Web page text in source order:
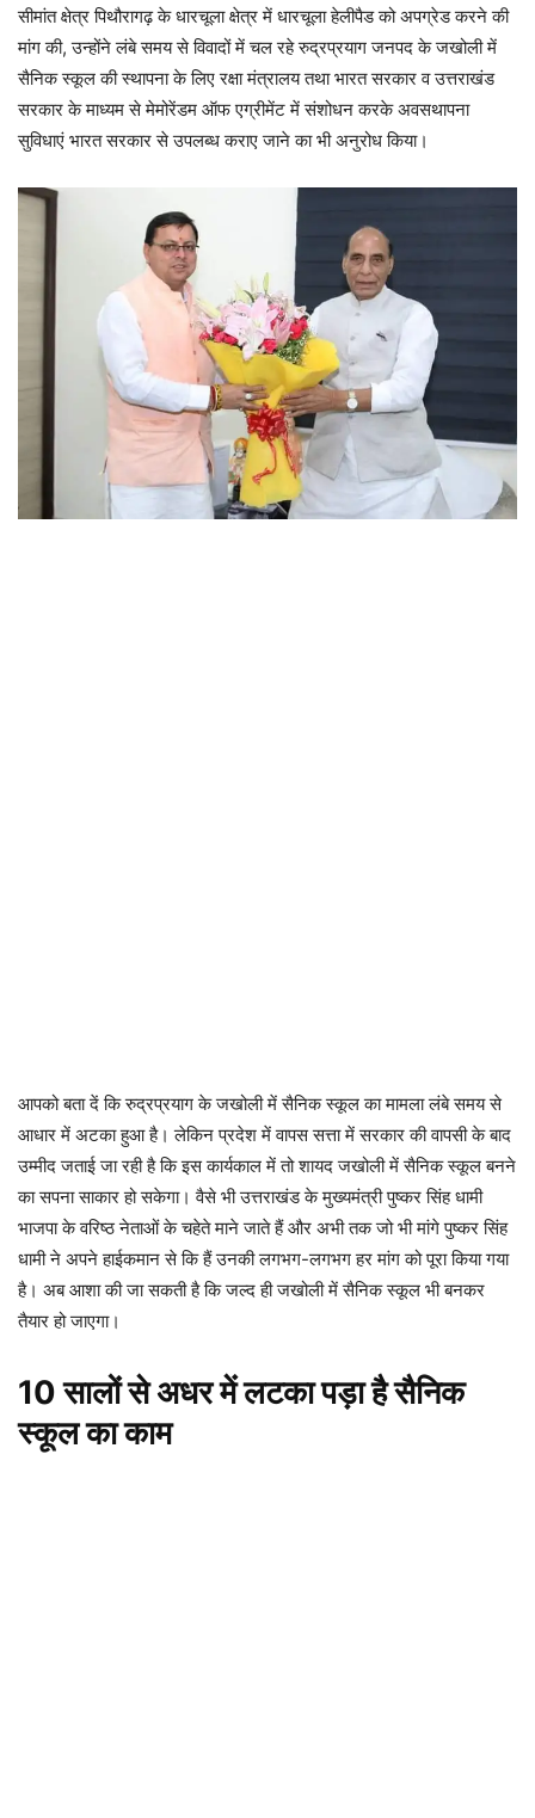
सीमांत क्षेत्र पिथौरागढ़ के धारचूला क्षेत्र में धारचूला हेलीपैड को अपग्रेड करने की
मांग की, उन्होंने लंबे समय से विवादों में चल रहे रुद्रप्रयाग जनपद के जखोली में
सैनिक स्कूल की स्थापना के लिए रक्षा मंत्रालय तथा भारत सरकार व उत्तराखंड
सरकार के माध्यम से मेमोरेंडम ऑफ एग्रीमेंट में संशोधन करके अवसथापना
सुविधाएं भारत सरकार से उपलब्ध कराए जाने का भी अनुरोध किया।
आपको बता दें कि रुद्रप्रयाग के जखोली में सैनिक स्कूल का मामला लंबे समय से
आधार में अटका हुआ है। लेकिन प्रदेश में वापस सत्ता में सरकार की वापसी के बाद
उम्मीद जताई जा रही है कि इस कार्यकाल में तो शायद जखोली में सैनिक स्कूल बनने
का सपना साकार हो सकेगा। वैसे भी उत्तराखंड के मुख्यमंत्री पुष्कर सिंह धामी
भाजपा के वरिष्ठ नेताओं के चहेते माने जाते हैं और अभी तक जो भी मांगे पुष्कर सिंह
धामी ने अपने हाईकमान से कि हैं उनकी लगभग-लगभग हर मांग को पूरा किया गया
है। अब आशा की जा सकती है कि जल्द ही जखोली में सैनिक स्कूल भी बनकर
तैयार हो जाएगा।
10 सालों से अधर में लटका पड़ा है सैनिक
स्कूल का काम